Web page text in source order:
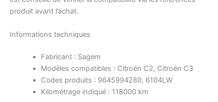
produit avant l’achat.
Informations techniques
Fabricant : Sagem
Modèles compatibles : Citroën C2, Citroën C3
Codes produits : 9645994280, 6104LW
Kilométrage indiqué : 118000 km